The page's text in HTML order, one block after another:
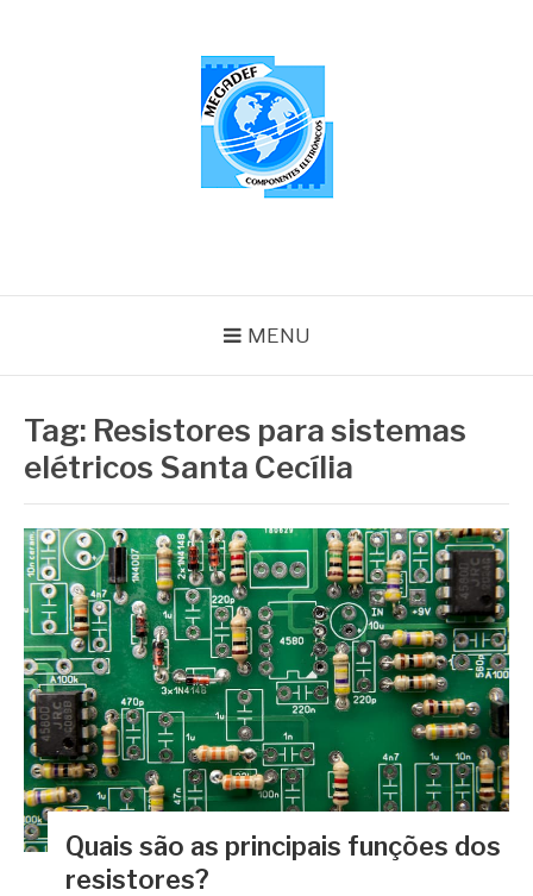
MENU
Tag: Resistores para sistemas
elétricos Santa Cecília
Quais são as principais funções dos
resistores?